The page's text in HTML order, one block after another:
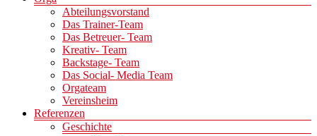
Abteilungsvorstand
Das Trainer-Team
Das Betreuer- Team
Kreativ- Team
Backstage- Team
Das Social- Media Team
Orgateam
Vereinsheim
Referenzen
Geschichte